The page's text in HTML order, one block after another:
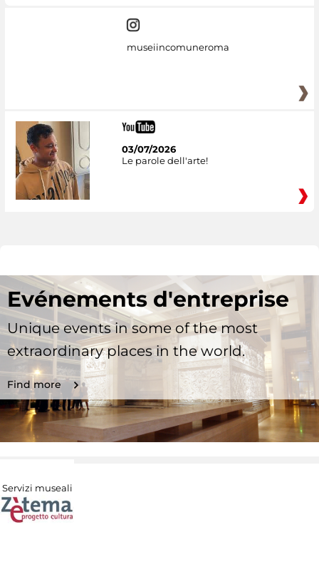
museiincomuneroma
03/07/2026
Le parole dell'arte!
Evénements d'entreprise
Unique events in some of the most
extraordinary places in the world.
Find more
Servizi museali